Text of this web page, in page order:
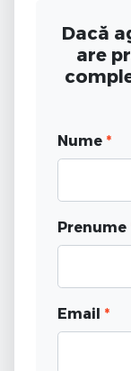
Dacă
are
Nume *
Prenume
Email *